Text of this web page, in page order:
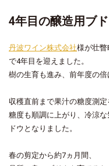
4年目の醸造用ブ
丹波ワイン株式会社様が壮
で4年目を迎えました。
樹の生育も進み、前年度の倍
収穫直前まで果汁の糖度測定
糖度も順調に上がり、冷涼
ドウとなりました。
春の剪定から約7ヵ月間、